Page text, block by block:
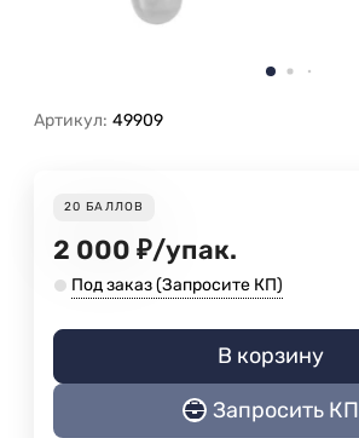
Артикул: 49909
20 БАЛЛОВ
2 000 ₽/упак.
Под заказ (Запросите КП)
В корзину
Запросить КП